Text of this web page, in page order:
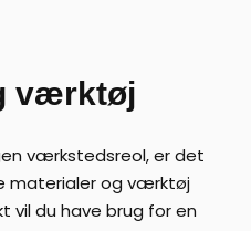
værktøj
værkstedsreol, er det
materialer og værktøj
vil du have brug for en